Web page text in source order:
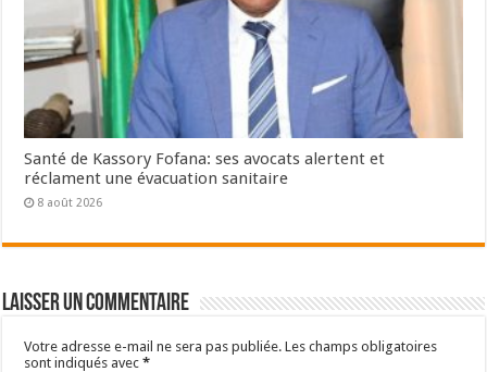
Santé de Kassory Fofana: ses avocats alertent et
réclament une évacuation sanitaire
8 août 2026
Laisser un commentaire
Votre adresse e-mail ne sera pas publiée. Les champs obligatoires
sont indiqués avec*